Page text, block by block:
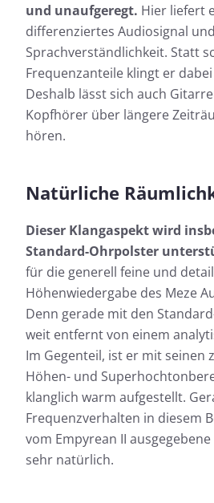
und unaufgeregt. Hier liefert
differenziertes Audiosignal
Sprachverständlichkeit. Statt
Frequenzanteile klingt er
Deshalb lässt sich auch
Kopfhörer über längere
hören.
Natürliche
Dieser Klangaspekt wird
Standard-Ohrpolster
für die generell feine und
Höhenwiedergabe des Meze
Denn gerade mit den
weit entfernt von einem
Im Gegenteil, ist er mit seinen
Höhen- und
klanglich warm aufgestellt.
Frequenzverhalten in diesem
vom Empyrean II
sehr natürlich.